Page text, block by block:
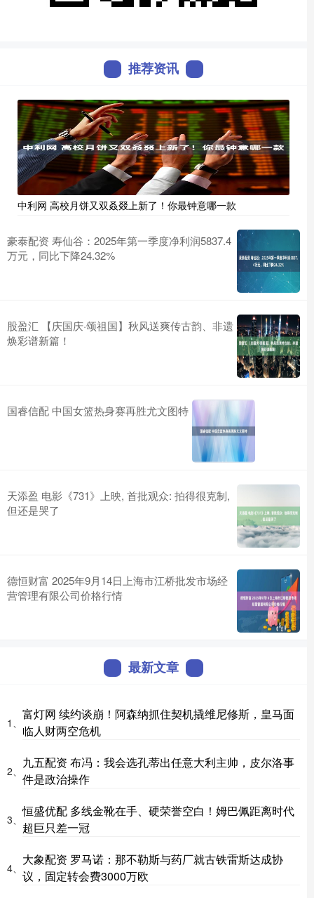
推荐资讯
中利网 高校月饼又双叒叕上新了！你最钟意哪一款
豪泰配资 寿仙谷：2025年第一季度净利润5837.4
万元，同比下降24.32%
股盈汇 【庆国庆·颂祖国】秋风送爽传古韵、非遗
焕彩谱新篇！
国睿信配 中国女篮热身赛再胜尤文图特
天添盈 电影《731》上映, 首批观众: 拍得很克制,
但还是哭了
德恒财富 2025年9月14日上海市江桥批发市场经
营管理有限公司价格行情
最新文章
1、
富灯网 续约谈崩！阿森纳抓住契机撬维尼修斯，皇马面
临人财两空危机
2、
九五配资 布冯：我会选孔蒂出任意大利主帅，皮尔洛事
件是政治操作
3、
恒盛优配 多线金靴在手、硬荣誉空白！姆巴佩距离时代
超巨只差一冠
4、
大象配资 罗马诺：那不勒斯与药厂就古铁雷斯达成协
议，固定转会费3000万欧